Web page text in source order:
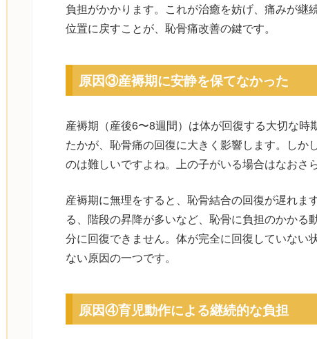
負担がかかります。これが治癒を妨げ、痛みが継
位置に戻すことが、恥骨痛改善の鍵です。
原因③産褥期に安静を保てなかった
産褥期（産後6〜8週間）は体が回復する大切な
たかが、恥骨痛の回復に大きく影響します。しか
のは難しいですよね。上の子がいる場合はなおさ
産褥期に無理をすると、恥骨結合の回復が遅れま
る、階段の昇降が多いなど、恥骨に負担のかかる
分に回復できません。体が完全に回復していない
ない原因の一つです。
原因④育児動作による継続的な負担